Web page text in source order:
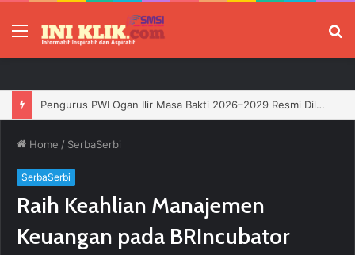
Menu
Jelang HUT RI, 3 Sumur Infill Baru di Zona 4 Dukung Kedaulatan Energi
Home / SerbaSerbi
SerbaSerbi
Raih Keahlian Manajemen
Keuangan pada BRIncubator